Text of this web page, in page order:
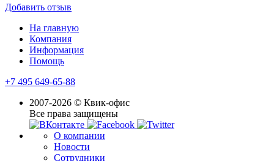
Добавить отзыв
На главную
Компания
Информация
Помощь
+7 495 649-65-88
2007-2026 © Квик-офис
Все права защищены
О компании
Новости
Сотрудники